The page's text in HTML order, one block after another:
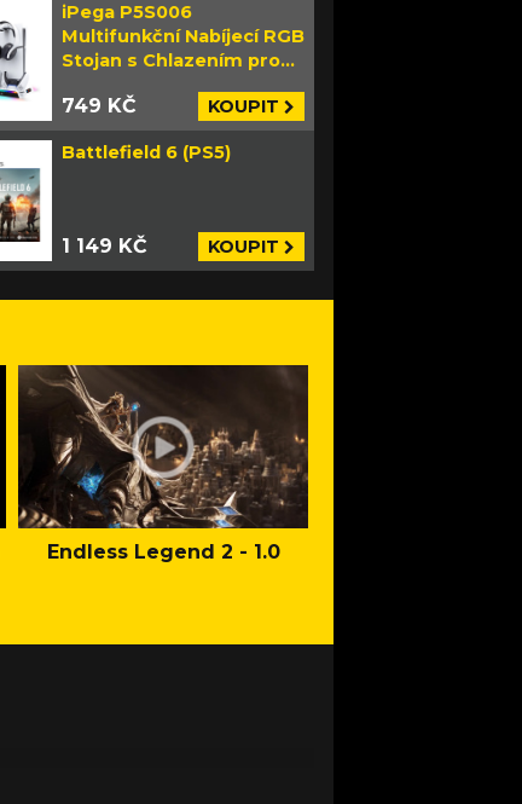
iPega P5S006
Multifunkční Nabíjecí RGB
Stojan s Chlazením pro
749 KČ KOUPIT
Battlefield 6 (PS5)
1 149 KČ KOUPIT
Endless Legend 2 - 1.0